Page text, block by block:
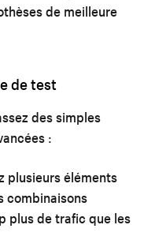
de meilleure
de test
des simples
:
plusieurs éléments
combinaisons
plus de trafic que les